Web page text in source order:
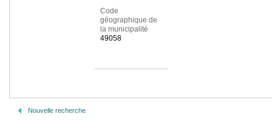
Code
géographique de
la municipalité
49058
Nouvelle recherche